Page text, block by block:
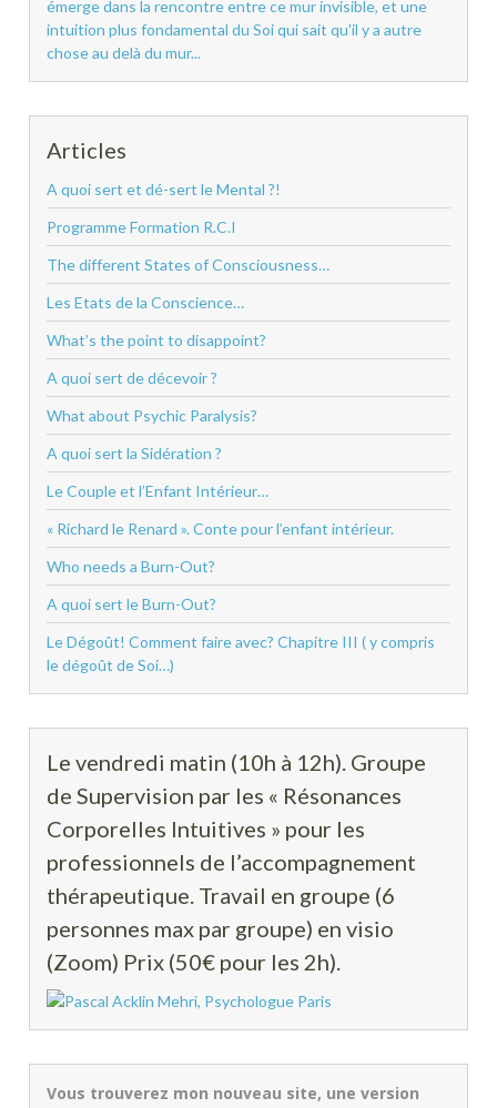
émerge dans la rencontre entre ce mur invisible, et une
intuition plus fondamental du Soi qui sait qu'il y a autre
chose au delà du mur...
Articles
A quoi sert et dé-sert le Mental ?!
Programme Formation R.C.I
The different States of Consciousness…
Les Etats de la Conscience…
What’s the point to disappoint?
A quoi sert de décevoir ?
What about Psychic Paralysis?
A quoi sert la Sidération ?
Le Couple et l’Enfant Intérieur…
« Richard le Renard ». Conte pour l’enfant intérieur.
Who needs a Burn-Out?
A quoi sert le Burn-Out?
Le Dégoût! Comment faire avec? Chapitre III ( y compris
le dégoût de Soi…)
Le vendredi matin (10h à 12h). Groupe
de Supervision par les « Résonances
Corporelles Intuitives » pour les
professionnels de l’accompagnement
thérapeutique. Travail en groupe (6
personnes max par groupe) en visio
(Zoom) Prix (50€ pour les 2h).
Vous trouverez mon nouveau site, une version